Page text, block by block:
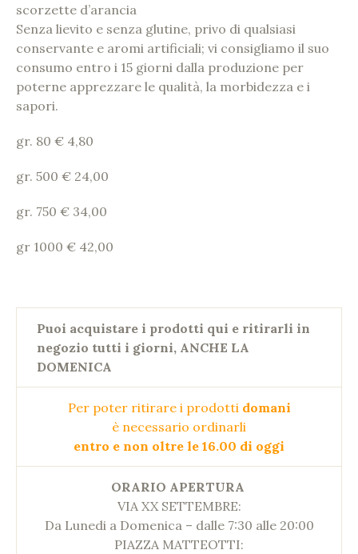
scorzette d’arancia
Senza lievito e senza glutine, privo di qualsiasi
conservante e aromi artificiali; vi consigliamo il suo
consumo entro i 15 giorni dalla produzione per
poterne apprezzare le qualità, la morbidezza e i
sapori.
gr. 80 € 4,80
gr. 500 € 24,00
gr. 750 € 34,00
gr 1000 € 42,00
Puoi acquistare i prodotti qui e ritirarli in
negozio tutti i giorni, ANCHE LA
DOMENICA
Per poter ritirare i prodotti domani
è necessario ordinarli
entro e non oltre le 16.00 di oggi
ORARIO APERTURA
VIA XX SETTEMBRE:
Da Lunedi a Domenica – dalle 7:30 alle 20:00
PIAZZA MATTEOTTI: